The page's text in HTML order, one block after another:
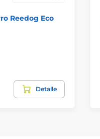
Reedog Eco
Detalle